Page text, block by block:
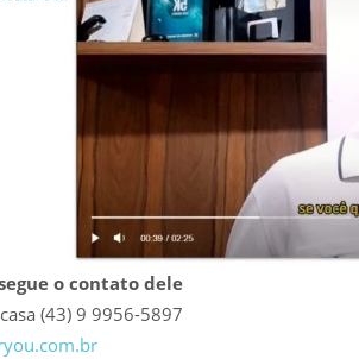
o contato dele
(43) 9 9956-5897